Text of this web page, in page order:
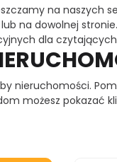
na naszych
na dowolnej
dla
nieruchomości.
możesz pokazać